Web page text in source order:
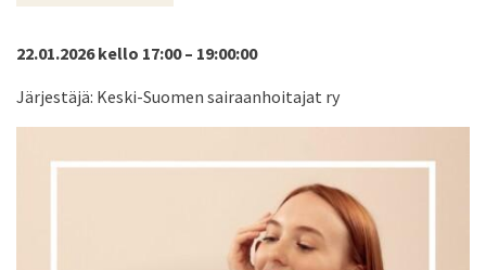
22.01.2026 kello 17:00 – 19:00:00
Järjestäjä: Keski-Suomen sairaanhoitajat ry